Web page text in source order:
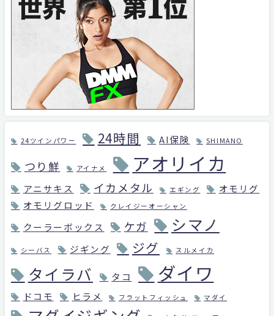
24ツインパワー 24時間 AI保険 SHIMANO
つり鮮 アイナメ アオリイカ
アニサキス イカメタル エギング
オモリグ
オモリグロッド
クレイジーオーシャン
クーラーボックス ケガ シマノ
シーバス ジギング ジグ スルメイカ
タイラバ タコ ダイワ
ドコモ ヒラメ フラットフィッシュ マダイ